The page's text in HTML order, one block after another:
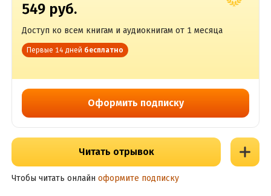
549 руб.
Доступ ко всем книгам и аудиокнигам от 1 месяца
Первые 14 дней бесплатно
Оформить подписку
Читать отрывок
Чтобы читать онлайн оформите подписку